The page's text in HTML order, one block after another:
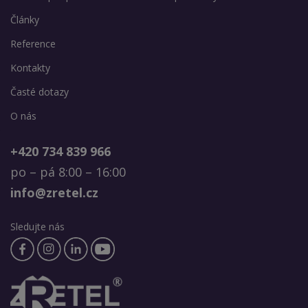
Články
Reference
Kontakty
Časté dotazy
O nás
+420 734 839 966
po – pá 8:00 – 16:00
info@zretel.cz
Sledujte nás